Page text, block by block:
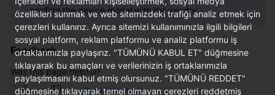
Papers
Endpoints
Permissions
confirm the device model with the vendor.
Feedback
Was this page helpful?
Provide feedback
özellikleri sunmak ve web sitemizdeki trafiği analiz etmek için
çerezleri kullanırız. Ayrıca sitemizi kullanımınızla ilgili bilgileri
sosyal platform, reklam platformu ve analiz platformu iş
ortaklarımızla paylaşırız. "TÜMÜNÜ KABUL ET" düğmesine
tıklayarak bu amaçları ve verilerinizin iş ortaklarımızla
paylaşılmasını kabul etmiş olursunuz. "TÜMÜNÜ REDDET"
düğmesine tıklayarak temel olmayan çerezleri reddetmiş